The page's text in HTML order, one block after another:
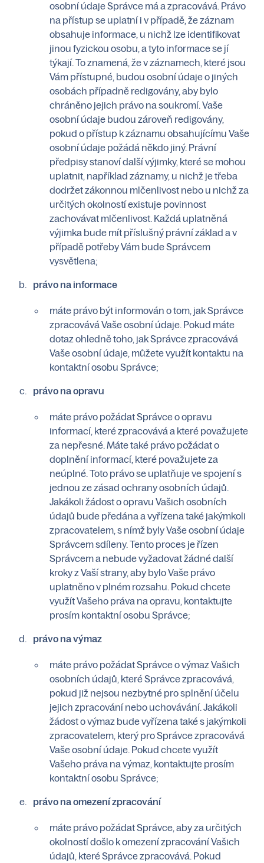
osobní údaje Správce má a zpracovává. Právo
na přístup se uplatní i v případě, že záznam
obsahuje informace, u nichž lze identifikovat
jinou fyzickou osobu, a tyto informace se jí
týkají. To znamená, že v záznamech, které jsou
Vám přístupné, budou osobní údaje o jiných
osobách případně redigovány, aby bylo
chráněno jejich právo na soukromí. Vaše
osobní údaje budou zároveň redigovány,
pokud o přístup k záznamu obsahujícímu Vaše
osobní údaje požádá někdo jiný. Právní
předpisy stanoví další výjimky, které se mohou
uplatnit, například záznamy, u nichž je třeba
dodržet zákonnou mlčenlivost nebo u nichž za
určitých okolností existuje povinnost
zachovávat mlčenlivost. Každá uplatněná
výjimka bude mít příslušný právní základ a v
případě potřeby Vám bude Správcem
vysvětlena;
právo na informace
máte právo být informován o tom, jak Správce
zpracovává Vaše osobní údaje. Pokud máte
dotaz ohledně toho, jak Správce zpracovává
Vaše osobní údaje, můžete využít kontaktu na
kontaktní osobu Správce;
právo na opravu
máte právo požádat Správce o opravu
informací, které zpracovává a které považujete
za nepřesné. Máte také právo požádat o
doplnění informací, které považujete za
neúplné. Toto právo se uplatňuje ve spojení s
jednou ze zásad ochrany osobních údajů.
Jakákoli žádost o opravu Vašich osobních
údajů bude předána a vyřízena také jakýmkoli
zpracovatelem, s nímž byly Vaše osobní údaje
Správcem sdíleny. Tento proces je řízen
Správcem a nebude vyžadovat žádné další
kroky z Vaší strany, aby bylo Vaše právo
uplatněno v plném rozsahu. Pokud chcete
využít Vašeho práva na opravu, kontaktujte
prosím kontaktní osobu Správce;
právo na výmaz
máte právo požádat Správce o výmaz Vašich
osobních údajů, které Správce zpracovává,
pokud již nejsou nezbytné pro splnění účelu
jejich zpracování nebo uchovávání. Jakákoli
žádost o výmaz bude vyřízena také s jakýmkoli
zpracovatelem, který pro Správce zpracovává
Vaše osobní údaje. Pokud chcete využít
Vašeho práva na výmaz, kontaktujte prosím
kontaktní osobu Správce;
právo na omezení zpracování
máte právo požádat Správce, aby za určitých
okolností došlo k omezení zpracování Vašich
údajů, které Správce zpracovává. Pokud